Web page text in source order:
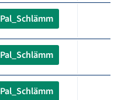
Pal_Schlämm
Pal_Schlämm
Pal_Schlämm